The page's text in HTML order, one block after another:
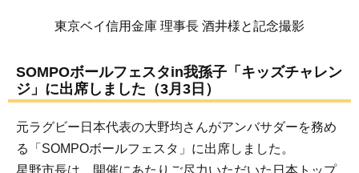
東京ベイ信用金庫 理事長 酒井様と記念撮影
SOMPOボールフェスタin我孫子「キッズチャレン
ジ」に出席しました（3月3日）
元ラグビー日本代表の大野均さんがアンバサダーを務め
る「SOMPOボールフェスタ」に出席しました。